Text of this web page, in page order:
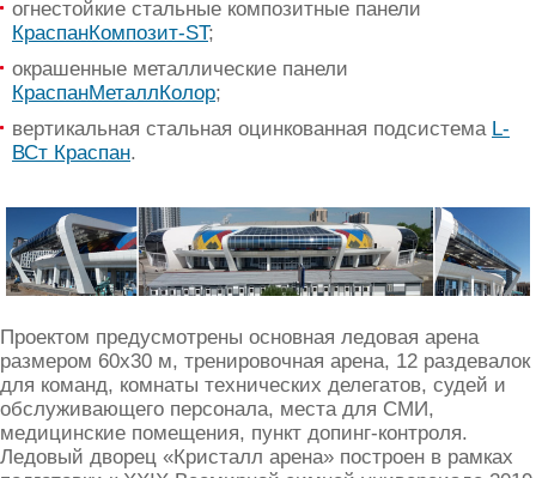
огнестойкие стальные композитные панели
КраспанКомпозит-ST;
окрашенные металлические панели
КраспанМеталлКолор;
вертикальная стальная оцинкованная подсистема L-
ВСт Краспан.
Проектом предусмотрены основная ледовая арена
размером 60х30 м, тренировочная арена, 12 раздевалок
для команд, комнаты технических делегатов, судей и
обслуживающего персонала, места для СМИ,
медицинские помещения, пункт допинг-контроля.
Ледовый дворец «Кристалл арена» построен в рамках